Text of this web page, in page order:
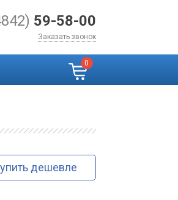
59-58-00
Заказать звонок
0
дешевле